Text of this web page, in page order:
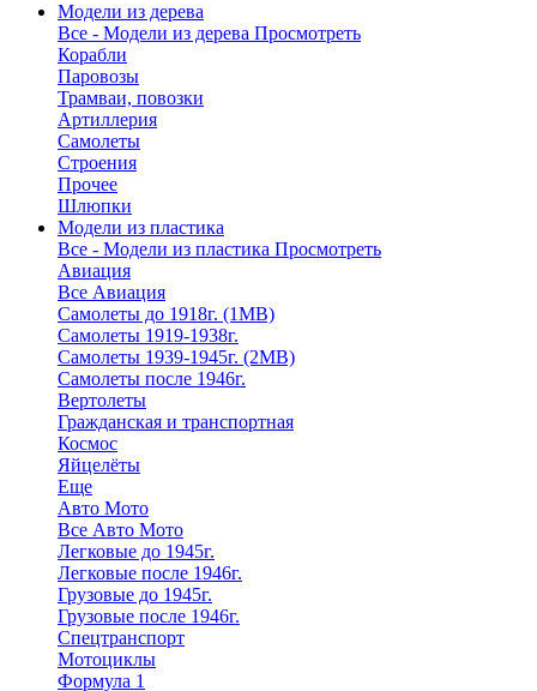
Модели из дерева
Все - Модели из дерева Просмотреть
Корабли
Паровозы
Трамваи, повозки
Артиллерия
Самолеты
Строения
Прочее
Шлюпки
Модели из пластика
Все - Модели из пластика Просмотреть
Авиация
Все Авиация
Самолеты до 1918г. (1МВ)
Самолеты 1919-1938г.
Самолеты 1939-1945г. (2МВ)
Самолеты после 1946г.
Вертолеты
Гражданская и транспортная
Космос
Яйцелёты
Еще
Авто Мото
Все Авто Мото
Легковые до 1945г.
Легковые после 1946г.
Грузовые до 1945г.
Грузовые после 1946г.
Спецтранспорт
Мотоциклы
Формула 1